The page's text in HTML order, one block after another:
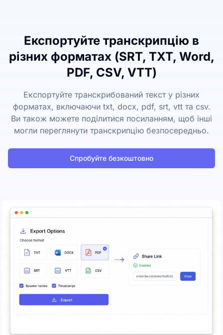
Експортуйте транскрипцію в
різних форматах (SRT, TXT, Word,
PDF, CSV, VTT)
Експортуйте транскрибований текст у різних
форматах, включаючи txt, docx, pdf, srt, vtt та csv.
Ви також можете поділитися посиланням, щоб інші
могли переглянути транскрипцію безпосередньо.
Спробуйте безкоштовно